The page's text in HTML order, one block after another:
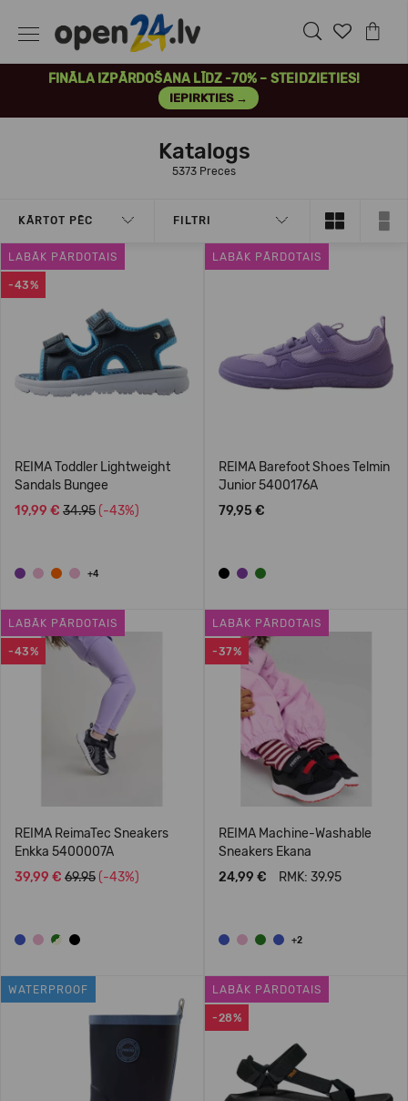
FINĀLA IZPĀRDOŠANA LĪDZ -70% – STEIDZIETIES!
IEPIRKTIES →
Katalogs
5373 Preces
KĀRTOT PĒC FILTRI
-43%
LABĀK PĀRDOTAIS
REIMA Toddler Lightweight
Sandals Bungee
19,99 € 34.95 (-43%)
+4
LABĀK PĀRDOTAIS
REIMA Barefoot Shoes Telmin
Junior 5400176A
79,95 €
-43%
LABĀK PĀRDOTAIS
REIMA ReimaTec Sneakers
Enkka 5400007A
39,99 € 69.95 (-43%)
-37%
LABĀK PĀRDOTAIS
REIMA Machine-Washable
Sneakers Ekana
24,99 €
RMK: 39.95
+2
WATERPROOF
-28%
LABĀK PĀRDOTAIS